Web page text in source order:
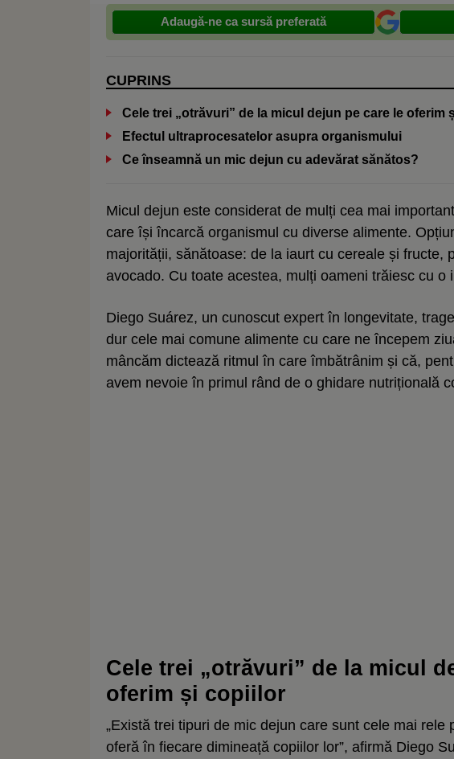
Adaugă-ne ca sursă preferată
CUPRINS
Cele trei „otrăvuri” de la micul dejun pe care le oferim
Efectul ultraprocesatelor asupra organismului
Ce înseamnă un mic dejun cu adevărat sănătos?
Micul dejun este considerat de mulți cea mai
care își încarcă organismul cu diverse alimente.
majorității, sănătoase: de la iaurt cu cereale și fructe,
avocado. Cu toate acestea, mulți oameni trăiesc cu o
Diego Suárez, un cunoscut expert în longevitate,
dur cele mai comune alimente cu care ne începem
mâncăm dictează ritmul în care îmbătrânim și că,
avem nevoie în primul rând de o ghidare nutrițională
Cele trei „otrăvuri” de la micul
oferim și copiilor
„Există trei tipuri de mic dejun care sunt cele mai rele
oferă în fiecare dimineață copiilor lor”, afirmă Diego